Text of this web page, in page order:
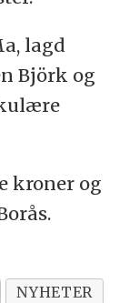
lagd
Björk og
kroner og
NYHETER